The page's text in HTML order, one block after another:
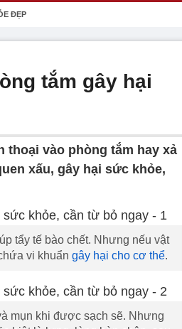
ĐẸP
tắm gây hại
thoại vào phòng tắm hay xả
xấu, gây hại sức khỏe,
tẩy tế bào chết. Nhưng nếu vật
vi khuẩn gây hại cho cơ thể.
mụn khi được sạch sẽ. Nhưng